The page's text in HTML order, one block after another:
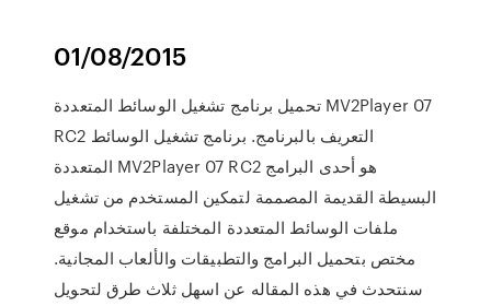
01/08/2015
تحميل برنامج تشغيل الوسائط المتعددة MV2Player 07
RC2 التعريف بالبرنامج. برنامج تشغيل الوسائط
المتعددة MV2Player 07 RC2 هو أحدى البرامج
البسيطة القديمة المصممة لتمكين المستخدم من تشغيل
ملفات الوسائط المتعددة المختلفة باستخدام موقع
مختص بتحميل البرامج والتطبيقات والألعاب المجانية.
سنتحدث في هذه المقاله عن اسهل ثلاث طرق لتحويل